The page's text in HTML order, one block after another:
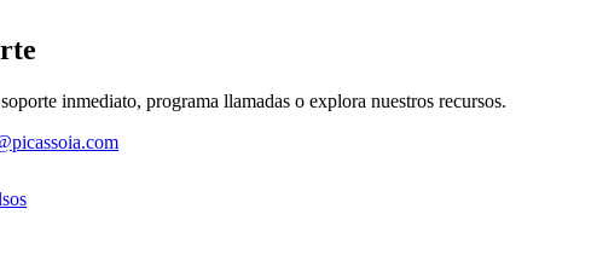
inmediato, programa llamadas o explora nuestros recursos.